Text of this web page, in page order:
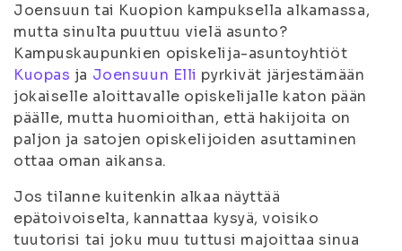
Joensuun tai Kuopion kampuksella alkamassa,
mutta sinulta puuttuu vielä asunto?
Kampuskaupunkien opiskelija-asuntoyhtiöt
Kuopas ja Joensuun Elli pyrkivät järjestämään
jokaiselle aloittavalle opiskelijalle katon pään
päälle, mutta huomioithan, että hakijoita on
paljon ja satojen opiskelijoiden asuttaminen
ottaa oman aikansa.
Jos tilanne kuitenkin alkaa näyttää
epätoivoiselta, kannattaa kysyä, voisiko
tuutorisi tai joku muu tuttusi majoittaa sinua